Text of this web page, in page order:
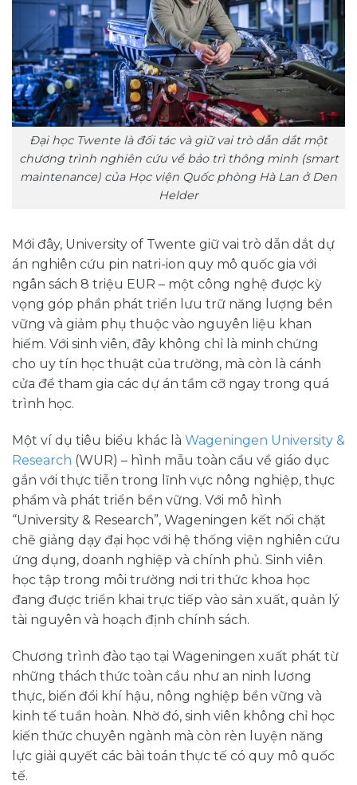
Đại học Twente là đối tác và giữ vai trò dẫn dắt một
chương trình nghiên cứu về bảo trì thông minh (smart
maintenance) của Học viện Quốc phòng Hà Lan ở Den
Helder
Mới đây, University of Twente giữ vai trò dẫn dắt dự
án nghiên cứu pin natri-ion quy mô quốc gia với
ngân sách 8 triệu EUR – một công nghệ được kỳ
vọng góp phần phát triển lưu trữ năng lượng bền
vững và giảm phụ thuộc vào nguyên liệu khan
hiếm. Với sinh viên, đây không chỉ là minh chứng
cho uy tín học thuật của trường, mà còn là cánh
cửa để tham gia các dự án tầm cỡ ngay trong quá
trình học.
Một ví dụ tiêu biểu khác là Wageningen University &
Research (WUR) – hình mẫu toàn cầu về giáo dục
gắn với thực tiễn trong lĩnh vực nông nghiệp, thực
phẩm và phát triển bền vững. Với mô hình
“University & Research”, Wageningen kết nối chặt
chẽ giảng dạy đại học với hệ thống viện nghiên cứu
ứng dụng, doanh nghiệp và chính phủ. Sinh viên
học tập trong môi trường nơi tri thức khoa học
đang được triển khai trực tiếp vào sản xuất, quản lý
tài nguyên và hoạch định chính sách.
Chương trình đào tạo tại Wageningen xuất phát từ
những thách thức toàn cầu như an ninh lương
thực, biến đổi khí hậu, nông nghiệp bền vững và
kinh tế tuần hoàn. Nhờ đó, sinh viên không chỉ học
kiến thức chuyên ngành mà còn rèn luyện năng
lực giải quyết các bài toán thực tế có quy mô quốc
tế.